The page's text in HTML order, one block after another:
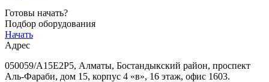
Готовы начать?
Подбор оборудования
Начать
Адрес
050059/A15E2P5, Алматы, Бостандыкский район, проспект
Аль-Фараби, дом 15, корпус 4 «в», 16 этаж, офис 1603.